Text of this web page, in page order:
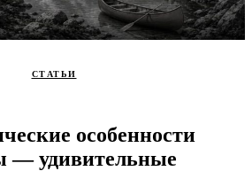
СТАТЬИ
особенности
— удивительные